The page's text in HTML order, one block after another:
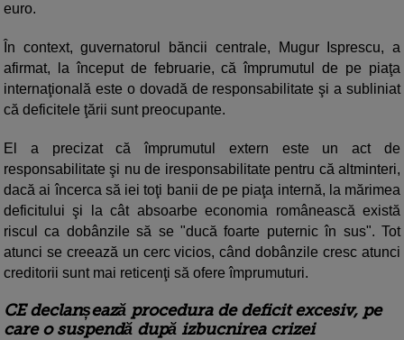
euro.
În context, guvernatorul băncii centrale, Mugur Isprescu, a
afirmat, la început de februarie, că împrumutul de pe piaţa
internaţională este o dovadă de responsabilitate şi a subliniat
că deficitele ţării sunt preocupante.
El a precizat că împrumutul extern este un act de
responsabilitate şi nu de iresponsabilitate pentru că altminteri,
dacă ai încerca să iei toţi banii de pe piaţa internă, la mărimea
deficitului şi la cât absoarbe economia românească există
riscul ca dobânzile să se "ducă foarte puternic în sus". Tot
atunci se creează un cerc vicios, când dobânzile cresc atunci
creditorii sunt mai reticenţi să ofere împrumuturi.
CE declanșează procedura de deficit excesiv, pe
care o suspendă după izbucnirea crizei